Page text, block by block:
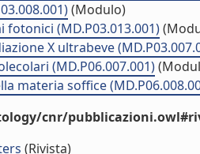
(Modulo)
fotonici (MD.P03.013.001)
X ultrabeve
(MD.P06.007.001)
materia soffice
cnr/
(Rivista)